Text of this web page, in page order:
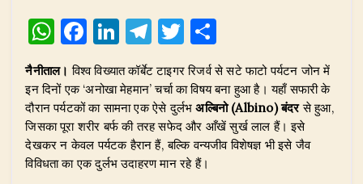
W
h
at
s
A
p
F
a
c
e
b
o
Li
k
e
dI
n
T
e
g
ra
m
T
w
it
te
r
h
ar
e
नैनीताल। विश्व विख्यात कॉर्बेट टाइगर रिजर्व से सटे फाटो पर्यटन जोन में
इन दिनों एक ‘अनोखा मेहमान’ चर्चा का विषय बना हुआ है। यहाँ सफारी के
दौरान पर्यटकों का सामना एक ऐसे दुर्लभअल्बिनो (Albino) बंदरसे हुआ,
जिसका पूरा शरीर बर्फ की तरह सफेद और आँखें सुर्ख लाल हैं। इसे
देखकर न केवल पर्यटक हैरान हैं, बल्कि वन्यजीव विशेषज्ञ भी इसे जैव
विविधता का एक दुर्लभ उदाहरण मान रहे हैं।